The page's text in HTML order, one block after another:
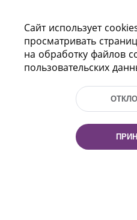
Пр-т Независимости
г. Минск, Республика
Тел.: (+375 17) 368 37
Эл. почта:
Сайт использует
просматривать
на обработку файлов
пользовательских